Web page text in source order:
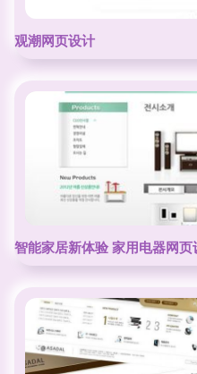
观潮网页设计
智能家居新体验 家用电器网